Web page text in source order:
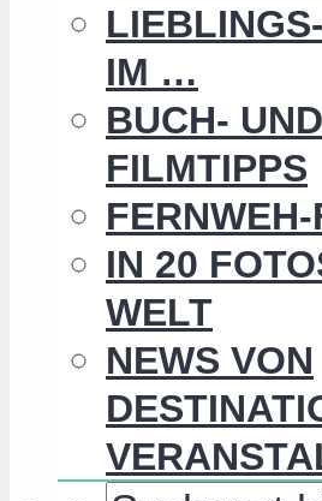
IM …
BUCH- UND
FILMTIPPS
IN 20
WELT
NEWS VON